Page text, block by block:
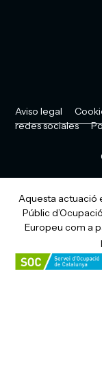
Aviso legal
redes sociales
Aquesta actuació
Públic
Europeu com a